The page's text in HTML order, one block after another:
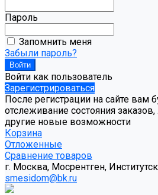
Пароль
Запомнить меня
Забыли пароль?
Войти как пользователь
Зарегистрироваться
После регистрации на сайте вам
отслеживание состояния
другие новые возможности
Корзина
Отложенные
Сравнение товаров
г. Москва, Мосрентген,
smesidom@bk.ru